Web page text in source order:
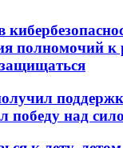
полномочий к
победу над